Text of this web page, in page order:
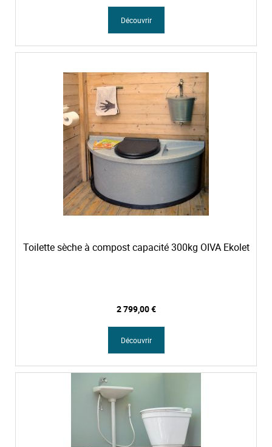
Découvrir
Toilette sèche à compost capacité 300kg OIVA Ekolet
2 799,00 €
Découvrir